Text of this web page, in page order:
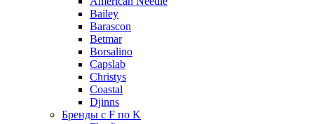
Bailey
Barascon
Betmar
Borsalino
Capslab
Christys
Coastal
Djinns
Бренды с F по K